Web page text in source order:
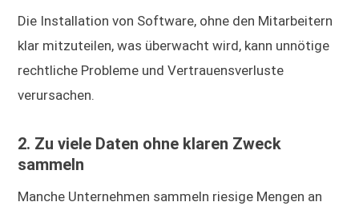
Die Installation von Software, ohne den Mitarbeitern
klar mitzuteilen, was überwacht wird, kann unnötige
rechtliche Probleme und Vertrauensverluste
verursachen.
2. Zu viele Daten ohne klaren Zweck
sammeln
Manche Unternehmen sammeln riesige Mengen an